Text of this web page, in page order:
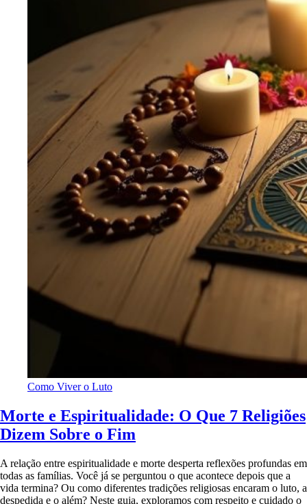
Como Viver o Luto
Morte e Espiritualidade: O Que 7 Religiões
Dizem Sobre o Fim
A relação entre espiritualidade e morte desperta reflexões profundas em
todas as famílias. Você já se perguntou o que acontece depois que a
vida termina? Ou como diferentes tradições religiosas encaram o luto, a
despedida e o além? Neste guia, exploramos com respeito e cuidado o